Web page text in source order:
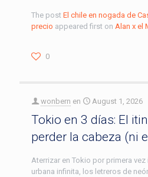
The post El chile en nogada de
precio appeared first on Alan x el
0
wonbern en August 1, 2026
Tokio en 3 días: El
perder la cabeza (ni
Aterrizar en Tokio por primera vez
urbana infinita, los letreros de